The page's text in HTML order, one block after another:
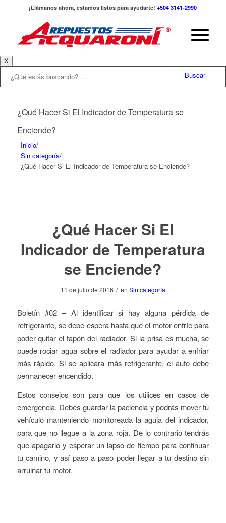
¡Llámanos ahora, estamos listos para ayudarte!+504 3141-2990
Buscar
X
¿Qué Hacer Si El Indicador de Temperatura se
Enciende?
Inicio/
Sin categoría/
¿Qué Hacer Si El Indicador de Temperatura se Enciende?
¿Qué Hacer Si El
Indicador de Temperatura
se Enciende?
11 de julio de 2016 / en Sin categoría
Boletín #02 – Al identificar si hay alguna pérdida de
refrigerante, se debe espera hasta que el motor enfríe para
poder quitar el tapón del radiador. Si la prisa es mucha, se
puede rociar agua sobre el radiador para ayudar a enfriar
más rápido. Si se aplicara más refrigerante, el auto debe
permanecer encendido.
Estos consejos son para que los utilices en casos de
emergencia. Debes guardar la paciencia y podrás mover tu
vehículo manteniendo monitoreada la aguja del indicador,
para que no llegue a la zona roja. De lo contrario tendrás
que apagarlo y esperar un lapso de tiempo para continuar
tu camino, y así paso a paso poder llegar a tu destino sin
arruinar tu motor.